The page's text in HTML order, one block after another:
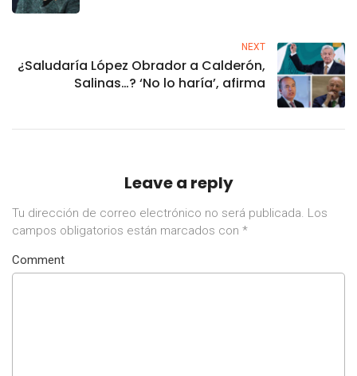
NEXT
¿Saludaría López Obrador a Calderón,
Salinas…? ‘No lo haría’, afirma
Leave a reply
Tu dirección de correo electrónico no será publicada. Los
campos obligatorios están marcados con *
Comment